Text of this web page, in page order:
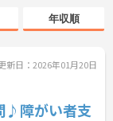
年収順
新日：2026年01月20日
♪障がい者支